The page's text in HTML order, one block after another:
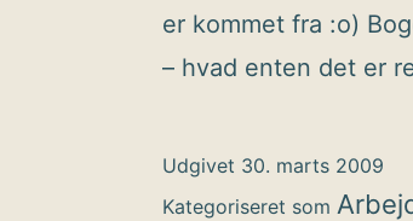
er kommet fra :o)
– hvad enten det er
Udgivet 30. marts 2009
Kategoriseret som